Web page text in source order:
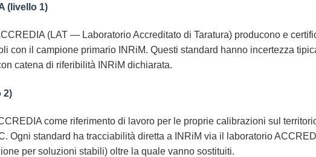
(livello 1)
(LAT — Laboratorio Accreditato di Taratura) producono e
con il campione primario INRiM. Questi standard hanno incertezza
catena di riferibilità INRiM dichiarata.
2)
come riferimento di lavoro per le proprie calibrazioni sul
Ogni standard ha tracciabilità diretta a INRiM via il laboratorio
per soluzioni stabili) oltre la quale vanno sostituiti.